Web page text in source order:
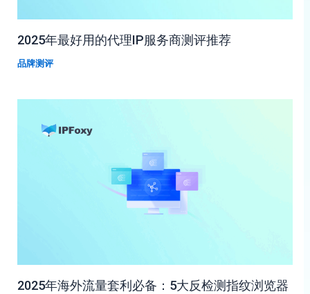
2025年最好用的代理IP服务商测评推荐
品牌测评
2025年海外流量套利必备：5大反检测指纹浏览器